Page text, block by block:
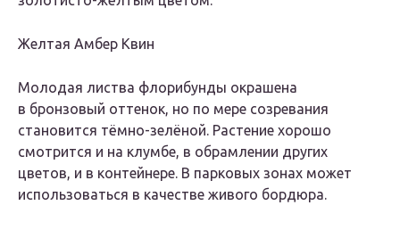
Желтая Амбер Квин
Молодая листва флорибунды окрашена
в бронзовый оттенок, но по мере созревания
становится тёмно-зелёной. Растение хорошо
смотрится и на клумбе, в обрамлении других
цветов, и в контейнере. В парковых зонах может
использоваться в качестве живого бордюра.